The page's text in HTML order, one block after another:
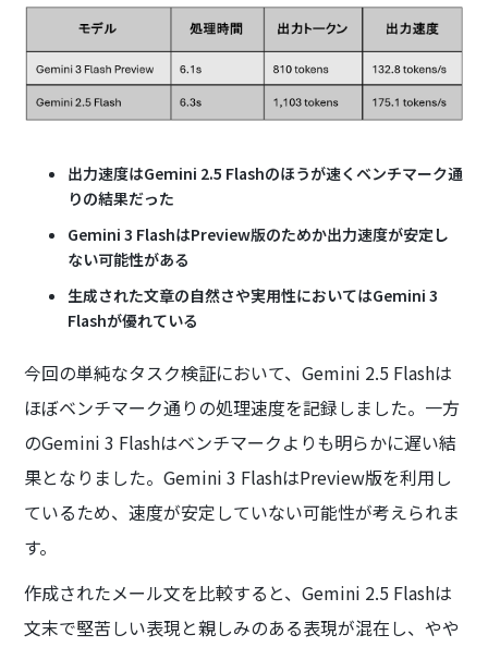
出力速度はGemini 2.5 Flashのほうが速くベンチマーク通
りの結果だった
Gemini 3 FlashはPreview版のためか出力速度が安定し
ない可能性がある
生成された文章の自然さや実用性においてはGemini 3
Flashが優れている
今回の単純なタスク検証において、Gemini 2.5 Flashは
ほぼベンチマーク通りの処理速度を記録しました。一方
のGemini 3 Flashはベンチマークよりも明らかに遅い結
果となりました。Gemini 3 FlashはPreview版を利用し
ているため、速度が安定していない可能性が考えられま
す。
作成されたメール文を比較すると、Gemini 2.5 Flashは
文末で堅苦しい表現と親しみのある表現が混在し、やや